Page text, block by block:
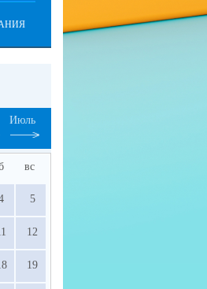
Июль
вс
5
12
19